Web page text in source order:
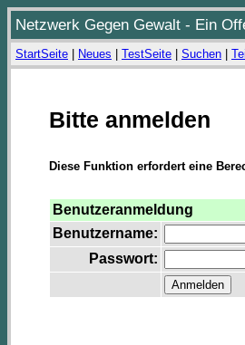
Netzwerk Gegen Gewalt - Ein
StartSeite Neues TestSeite Suchen
Bitte anmelden
Diese Funktion erfordert eine
Benutzeranmeldung
Benutzername:
Passwort: